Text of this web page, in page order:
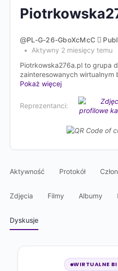
@PL-G-26-GboXcMcC
Aktywny 2 miesięcy temu
Piotrkowska276a.pl to grupa
zainteresowanych wirtualnym
Pokaż więcej
Reprezentanci:
Aktywność Protokół
Zdjęcia Filmy Albumy
Dyskusje
WIRTUALNE